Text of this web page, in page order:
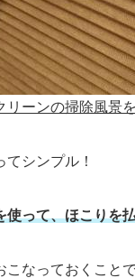
ーンの掃除風景を
シンプル！
って、ほこりを
こなっておくこと